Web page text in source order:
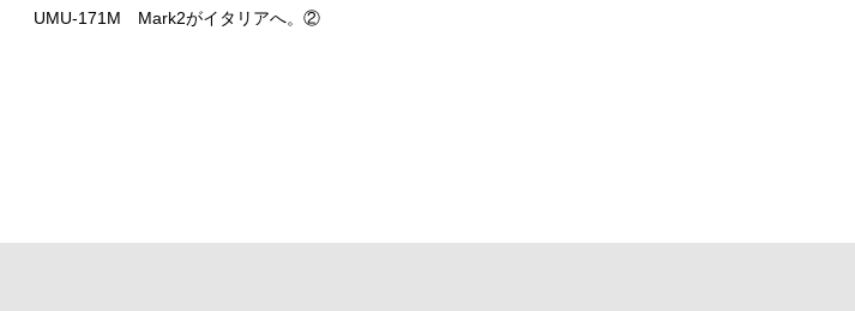
UMU-171M Mark2がイタリアへ。②